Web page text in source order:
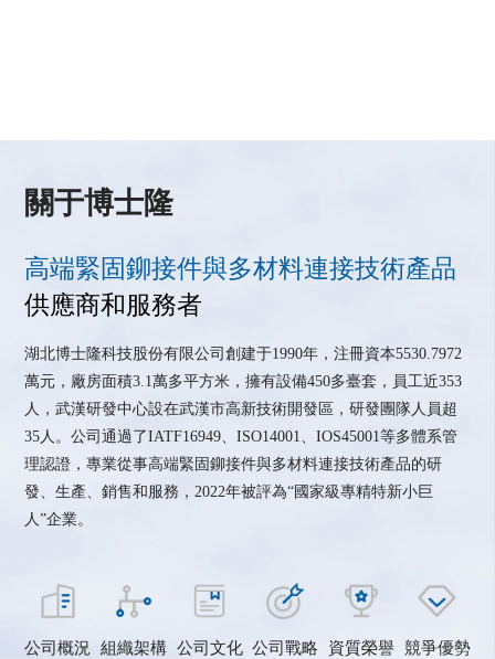
關于博士隆
高端緊固鉚接件與多材料連接技術產品
供應商和服務者
湖北博士隆科技股份有限公司創建于1990年，注冊資本5530.7972
萬元，廠房面積3.1萬多平方米，擁有設備450多臺套，員工近353
人，武漢研發中心設在武漢市高新技術開發區，研發團隊人員超
35人。公司通過了IATF16949、ISO14001、IOS45001等多體系管
理認證，專業從事高端緊固鉚接件與多材料連接技術產品的研
發、生產、銷售和服務，2022年被評為“國家級專精特新小巨
人”企業。
公司概況 組織架構 公司文化 公司戰略 資質榮譽 競爭優勢